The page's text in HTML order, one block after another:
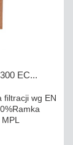
EC...
filtracji wg EN